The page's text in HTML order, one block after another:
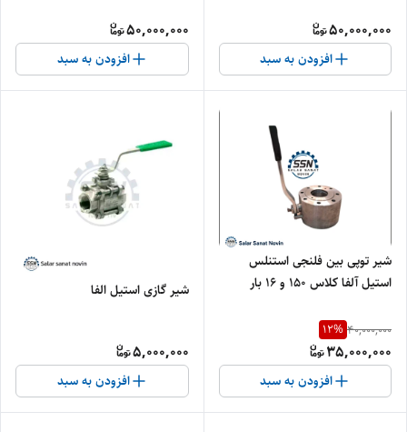
50,000,000
افزودن به سبد
50,000,000
افزودن به سبد
شیر توپی بین فلنجی استنلس
استیل آلفا کلاس ۱۵۰ و ۱۶ بار
40,000,000
12%
35,000,000
افزودن به سبد
شیر گازی استیل الفا
5,000,000
افزودن به سبد